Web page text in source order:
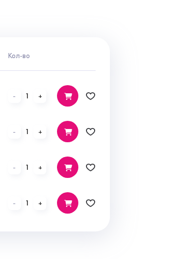
Кол-во
- 1 +
- 1 +
- 1 +
- 1 +